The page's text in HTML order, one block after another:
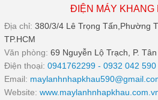
ĐIỆN MÁY KHANG
Địa chỉ: 380/3/4 Lê Trọng Tấn,Phường
TP.HCM
Văn phòng: 69 Nguyễn Lộ Trạch, P.
Điện thoại: 0941762299 - 0932 042 590
Email:
Website: